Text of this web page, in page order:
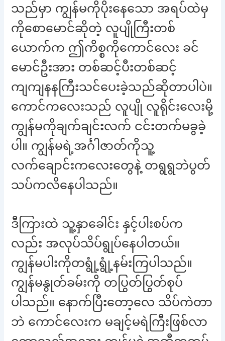
သည်မှာ ကျွန်မကိုပိုးနေသော အရပ်ထဲမှ
ကိုစောမောင်ဆိုတဲ့ လူပျိုကြီးတစ်
ယောက်က ဤကိစ္စကိုကောင်လေး ခင်
မောင်ဦးအား တစ်ဆင့်ပီးတစ်ဆင့်
ကျကျနနကြီးသင်ပေးခဲ့သည်ဆိုတာပါပဲ။
ကောင်ကလေးသည် လူပျို လူရိုင်းလေးမို့
ကျွန်မကိုချက်ချင်းလက် ငင်းတက်မခွခဲ့
ပါ။ ကျွန်မရဲ့အင်္ဂါဇာတ်ကိုသူ့
လက်ချောင်းကလေးတွေနဲ့ တရွရွဘဲပွတ်
သပ်ကလိနေပါသည်။
ဒီကြားထဲ သူ့နှာခေါင်း နှင့်ပါးစပ်က
လည်း အလုပ်သိပ်ရွုပ်နေပါတယ်။
ကျွန်မပါးကိုတရွုံ့ရွုံ့နမ်းကြပါသည်။
ကျွန်မနွုတ်ခမ်းကို တပြွတ်ပြွတ်စုပ်
ပါသည်။ နောက်ပြီးတော့လေ သိပ်ကဲတာ
ဘဲ ကောင်လေးက မချင့်မရဲကြီးဖြစ်လာ